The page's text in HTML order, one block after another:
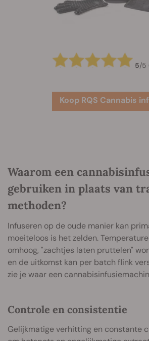
5/5
Koop RQS Cannabis
Waarom een
gebruiken in plaats van
methoden?
Infuseren op de oude manier kan
moeiteloos is het zelden.
omhoog, "zachtjes laten pruttelen"
en de uitkomst kan per batch flink
zie je waar een
Controle en consistentie
Gelijkmatige verhitting en constante